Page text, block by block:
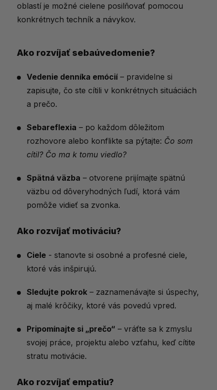
oblastí je možné cielene posilňovať pomocou
konkrétnych techník a návykov.
Ako rozvíjať sebaúvedomenie?
Vedenie denníka emócií – pravidelne si
zapisujte, čo ste cítili v konkrétnych situáciách
a prečo.
Sebareflexia – po každom dôležitom
rozhovore alebo konflikte sa pýtajte: Čo som
cítil? Čo ma k tomu viedlo?
Spätná väzba – otvorene prijímajte spätnú
väzbu od dôveryhodných ľudí, ktorá vám
pomôže vidieť sa zvonka.
Ako rozvíjať motiváciu?
Ciele - stanovte si osobné a profesné ciele,
ktoré vás inšpirujú.
Sledujte pokrok – zaznamenávajte si úspechy,
aj malé krôčiky, ktoré vás povedú vpred.
Pripomínajte si „prečo“ – vráťte sa k zmyslu
svojej práce, projektu alebo vzťahu, keď cítite
stratu motivácie.
Ako rozvíjať empatiu?